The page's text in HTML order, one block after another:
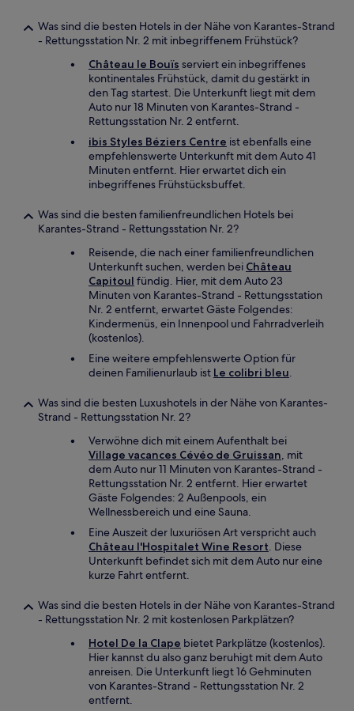
Was sind die besten Hotels in der Nähe von Karantes-Strand
- Rettungsstation Nr. 2 mit inbegriffenem Frühstück?
Château le Bouïs serviert ein inbegriffenes
kontinentales Frühstück, damit du gestärkt in
den Tag startest. Die Unterkunft liegt mit dem
Auto nur 18 Minuten von Karantes-Strand -
Rettungsstation Nr. 2 entfernt.
ibis Styles Béziers Centre ist ebenfalls eine
empfehlenswerte Unterkunft mit dem Auto 41
Minuten entfernt. Hier erwartet dich ein
inbegriffenes Frühstücksbuffet.
Was sind die besten familienfreundlichen Hotels bei
Karantes-Strand - Rettungsstation Nr. 2?
Reisende, die nach einer familienfreundlichen
Unterkunft suchen, werden bei Château
Capitoul fündig. Hier, mit dem Auto 23
Minuten von Karantes-Strand - Rettungsstation
Nr. 2 entfernt, erwartet Gäste Folgendes:
Kindermenüs, ein Innenpool und Fahrradverleih
(kostenlos).
Eine weitere empfehlenswerte Option für
deinen Familienurlaub ist Le colibri bleu.
Was sind die besten Luxushotels in der Nähe von Karantes-
Strand - Rettungsstation Nr. 2?
Verwöhne dich mit einem Aufenthalt bei
Village vacances Cévéo de Gruissan, mit
dem Auto nur 11 Minuten von Karantes-Strand -
Rettungsstation Nr. 2 entfernt. Hier erwartet
Gäste Folgendes: 2 Außenpools, ein
Wellnessbereich und eine Sauna.
Eine Auszeit der luxuriösen Art verspricht auch
Château l'Hospitalet Wine Resort. Diese
Unterkunft befindet sich mit dem Auto nur eine
kurze Fahrt entfernt.
Was sind die besten Hotels in der Nähe von Karantes-Strand
- Rettungsstation Nr. 2 mit kostenlosen Parkplätzen?
Hotel De la Clape bietet Parkplätze (kostenlos).
Hier kannst du also ganz beruhigt mit dem Auto
anreisen. Die Unterkunft liegt 16 Gehminuten
von Karantes-Strand - Rettungsstation Nr. 2
entfernt.